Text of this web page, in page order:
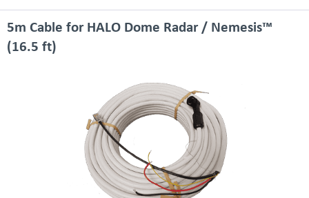
5m Cable for HALO Dome Radar / Nemesis™
(16.5 ft)